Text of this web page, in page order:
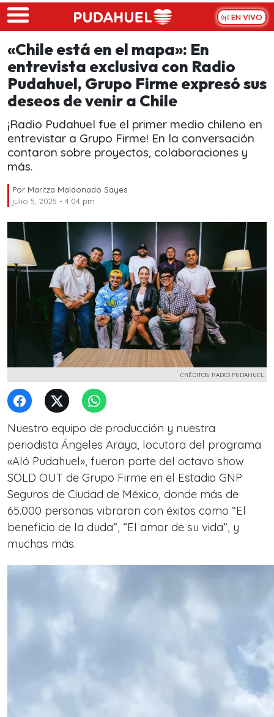
Skip to main content
EN VIVO
«Chile está en el mapa»: En
entrevista exclusiva con Radio
Pudahuel, Grupo Firme expresó sus
deseos de venir a Chile
¡Radio Pudahuel fue el primer medio chileno en
entrevistar a Grupo Firme! En la conversación
contaron sobre proyectos, colaboraciones y
más.
Por Maritza Maldonado Sayes
julio 5, 2025 - 4:04 pm
CRÉDITOS: RADIO PUDAHUEL
Nuestro equipo de producción y nuestra
periodista Ángeles Araya, locutora del programa
«Aló Pudahuel», fueron parte del octavo show
SOLD OUT de Grupo Firme en el Estadio GNP
Seguros de Ciudad de México, donde más de
65.000 personas vibraron con éxitos como “El
beneficio de la duda”, “El amor de su vida”, y
muchas más.